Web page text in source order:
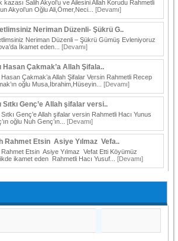
kazası Salih Akyol’u ve Ailesini Allah Korudu Rahmetli
Akyol’un Oğlu Ali,Ömer,Neci...[Devamı]
Neriman Düzenli- Şükrü G..
Neriman Düzenli – Şükrü Gümüş Evleniyoruz
İkamet eden...[Devamı]
Hasan Çakmak’a Allah Şifala..
Hasan Çakmak’a Allah Şifalar Versin Rahmetli Recep
oğlu Musa,İbrahim,Hüseyin...[Devamı]
Sıtkı Genç’e Allah şifalar versi..
Sıtkı Genç’e Allah şifalar versin Rahmetli Hacı Yunus
oğlu Nuh Genç’ın...[Devamı]
Rahmet Etsin Asiye Yılmaz Vefa..
Rahmet Etsin Asiye Yılmaz Vefat Etti Köyümüz
ikamet eden Rahmetli Hacı Yusuf...[Devamı]